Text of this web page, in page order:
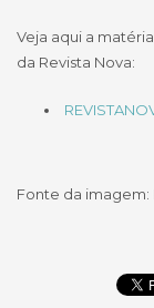
Veja aqui a
da Revista Nova:
Fonte da imagem: